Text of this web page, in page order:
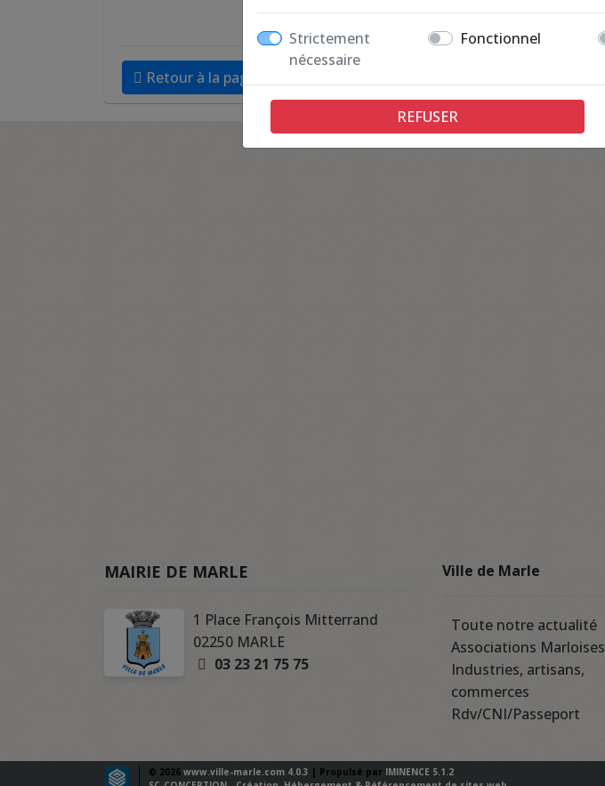
Strictement
nécessaire
Fonctionnel
REFUSER
Retour à la page précédente
MAIRIE DE MARLE
1 Place François Mitterrand
02250 MARLE
03 23 21 75 75
Ville de Marle
Toute notre actualité
Associations Marloises
Industries, artisans,
commerces
Rdv/CNI/Passeport
© 2026 www.ville-marle.com 4.0.3 | Propulsé par IMINENCE 5.1.2